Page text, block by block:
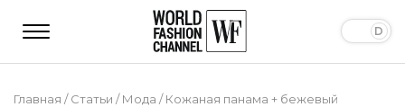
Главная /Статьи /Мода /Кожаная панама + бежевый